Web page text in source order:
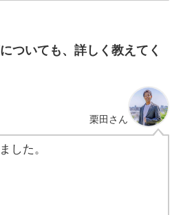
ついても、詳しく教えてく
栗田 さん
した。